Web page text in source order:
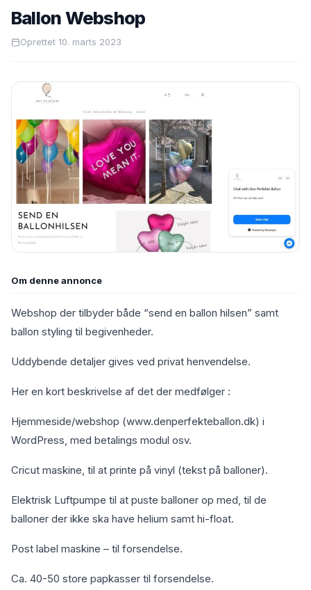
Ballon Webshop
Oprettet 10. marts 2023
Om denne annonce
Webshop der tilbyder både “send en ballon hilsen” samt
ballon styling til begivenheder.
Uddybende detaljer gives ved privat henvendelse.
Her en kort beskrivelse af det der medfølger :
Hjemmeside/webshop (www.denperfekteballon.dk) i
WordPress, med betalings modul osv.
Cricut maskine, til at printe på vinyl (tekst på balloner).
Elektrisk Luftpumpe til at puste balloner op med, til de
balloner der ikke ska have helium samt hi-float.
Post label maskine – til forsendelse.
Ca. 40-50 store papkasser til forsendelse.